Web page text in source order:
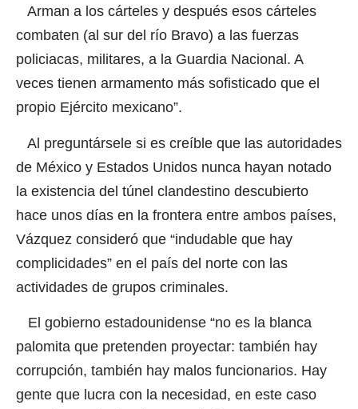
Arman a los cárteles y después esos cárteles
combaten (al sur del río Bravo) a las fuerzas
policiacas, militares, a la Guardia Nacional. A
veces tienen armamento más sofisticado que el
propio Ejército mexicano”.
Al preguntársele si es creíble que las autoridades
de México y Estados Unidos nunca hayan notado
la existencia del túnel clandestino descubierto
hace unos días en la frontera entre ambos países,
Vázquez consideró que “indudable que hay
complicidades” en el país del norte con las
actividades de grupos criminales.
El gobierno estadounidense “no es la blanca
palomita que pretenden proyectar: también hay
corrupción, también hay malos funcionarios. Hay
gente que lucra con la necesidad, en este caso